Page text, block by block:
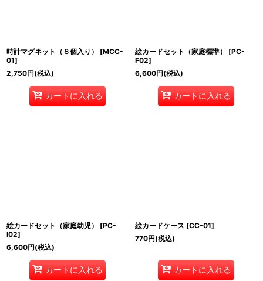
時計マグネット（８個入り） [MCC-
01]
2,750円(税込)
カートに入れる
絵カードセット（家庭標準） [PC-
F02]
6,600円(税込)
カートに入れる
絵カードセット（家庭幼児） [PC-
I02]
6,600円(税込)
カートに入れる
絵カードケース [CC-01]
770円(税込)
カートに入れる